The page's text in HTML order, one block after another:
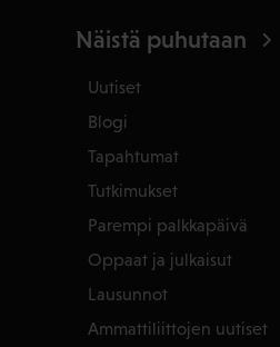
Näistä puhutaan
Uutiset
Blogi
Tapahtumat
Tutkimukset
Parempi palkkapäivä
Oppaat ja julkaisut
Lausunnot
Ammattiliittojen uutiset